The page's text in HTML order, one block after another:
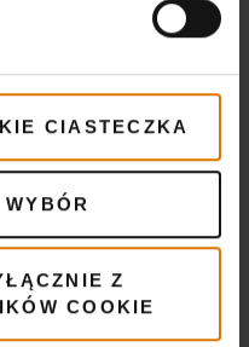
CIASTECZKA
Z
COOKIE
ruszt GBS z
potraw ma cały
Przede
oraz czasu
danych
cyfrowym
na ekranie innego